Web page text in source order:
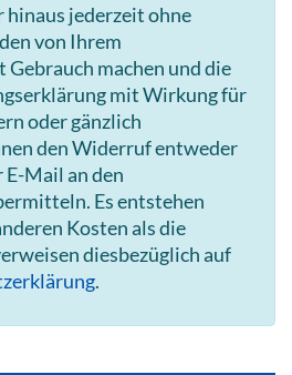
hinaus jederzeit ohne
von Ihrem
machen und die
mit Wirkung für
oder gänzlich
den Widerruf entweder
Mail an den
Es entstehen
Kosten als die
diesbezüglich auf
.